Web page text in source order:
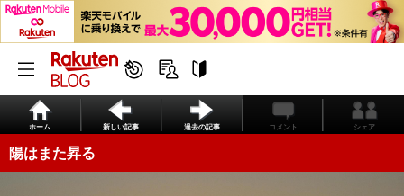
ホーム 新しい記事 過去の記事 コメント シェア
陽はまた昇る